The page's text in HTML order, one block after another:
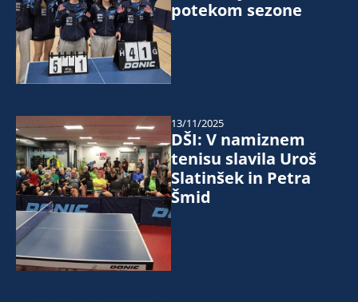
potekom sezone
DŠI: V namiznem
tenisu slavila Uroš
Slatinšek in Petra
Šmid
13/11/2025